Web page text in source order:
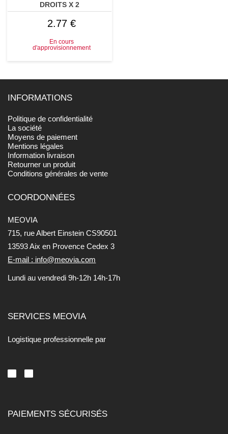
DROITS X 2
2.77 €
En cours
d'approvisionnement
INFORMATIONS
Politique de confidentialité
La société
Moyens de paiement
Mentions légales
Information livraison
Retourner un produit
Conditions générales de vente
COORDONNÉES
MEOVIA
715, rue Albert Einstein CS90501
13593 Aix en Provence Cedex 3
E-mail : info@meovia.com
Lundi au vendredi 9h-12h 14h-17h
SERVICES MEOVIA
Logistique professionnelle par
PAIEMENTS SÉCURISÉS